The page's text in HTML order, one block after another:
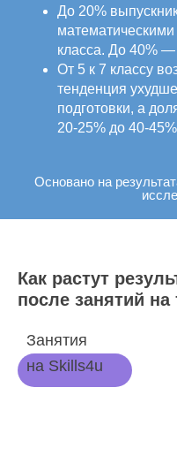
До 20%
класса. До 40%
От 5 к 7 классу
тенденция
подготовки, а
20-25% до 40-
Основано на
Как растут
после занятий
Занятия
на Skills4u